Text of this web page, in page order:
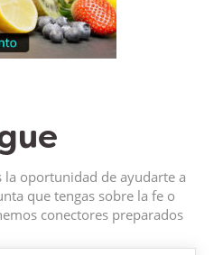
la oportunidad de ayudarte a
que tengas sobre la fe o
conectores preparados